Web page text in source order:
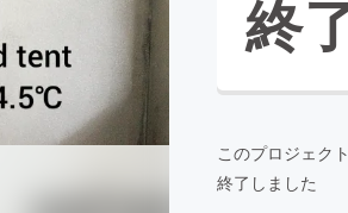
machi-ya コミュニティ 終
このプロジェクト
終了しました